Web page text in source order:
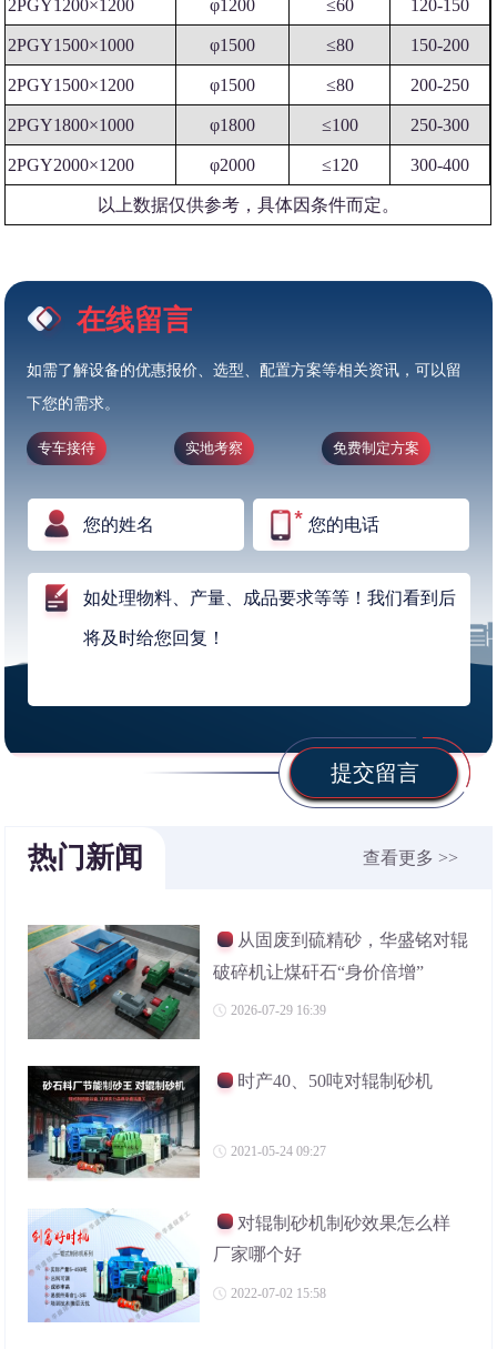
2PGY1200×1200 φ1200 ≤60 120-150
2PGY1500×1000 φ1500 ≤80 150-200
2PGY1500×1200 φ1500 ≤80 200-250
2PGY1800×1000 φ1800 ≤100 250-300
2PGY2000×1200 φ2000 ≤120 300-400
以上数据仅供参考，具体因条件而定。
在线留言
如需了解设备的优惠报价、选型、配置方案等相关资讯，可以留
下您的需求。
专车接待 实地考察 免费制定方案
提交留言
热门新闻 查看更多 >>
从固废到硫精砂，华盛铭对辊
破碎机让煤矸石“身价倍增”
2026-07-29 16:39
时产40、50吨对辊制砂机
2021-05-24 09:27
对辊制砂机制砂效果怎么样
厂家哪个好
2022-07-02 15:58